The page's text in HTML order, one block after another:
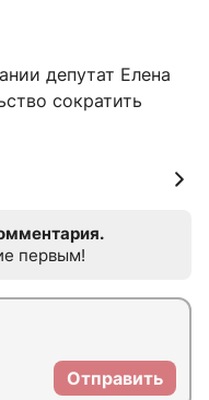
депутат Елена
сократить
первым!
Отправить